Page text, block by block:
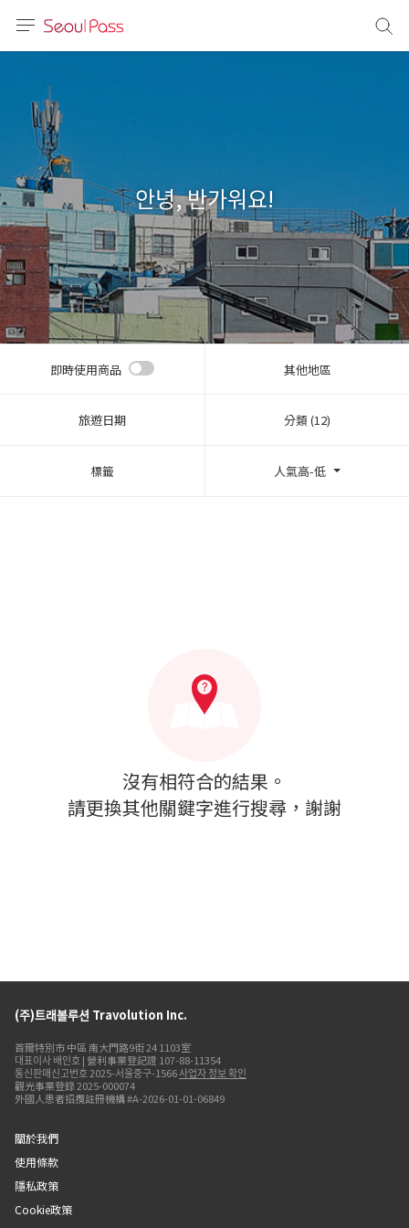
体)
文 (台灣)
안녕, 반가워요!
即時使用商品 其他地區
旅遊日期 分類 (12)
標籤 人氣高-低
沒有相符合的結果。
請更換其他關鍵字進行搜尋，謝謝
(주)트래볼루션 Travolution Inc.
首爾特別市 中區 南大門路9街 24 1103室
대표이사 배인호 | 營利事業登記證 107-88-11354
통신판매신고번호 2025-서울중구-1566사업자 정보 확인
觀光事業登錄 2025-000074
外國人患者招攬註冊機構 #A-2026-01-01-06849
關於我們
使用條款
隱私政策
Cookie政策